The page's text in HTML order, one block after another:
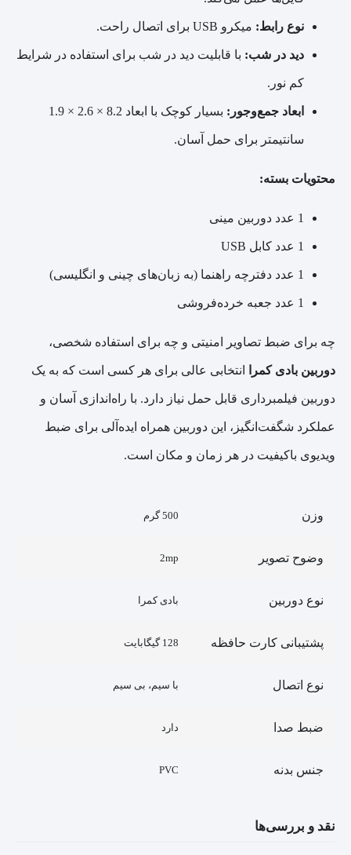
نوع رابط: میکرو USB برای اتصال راحت.
دید در شب: با قابلیت دید در شب برای استفاده در شرایط
کم نور.
ابعاد جمع‌وجور: بسیار کوچک با ابعاد 8.2 × 2.6 × 1.9
سانتیمتر برای حمل آسان.
محتویات بسته:
1 عدد دوربین مینی
1 عدد کابل USB
1 عدد دفترچه راهنما (به زبان‌های چینی و انگلیسی)
1 عدد جعبه خرده‌فروشی
چه برای ضبط تصاویر امنیتی و چه برای استفاده شخصی،
دوربین بادی کمرا انتخابی عالی برای هر کسی است که به یک
دوربین فیلمبرداری قابل حمل نیاز دارد. با راه‌اندازی آسان و
عملکرد شگفت‌انگیز، این دوربین همراه ایده‌آلی برای ضبط
ویدیوی باکیفیت در هر زمان و مکان است.
وزن 500 گرم
وضوح تصویر 2mp
نوع دوربین بادی کمرا
پشتیبانی کارت حافظه 128 گیگابایت
نوع اتصال با سیم، بی سیم
ضبط صدا دارد
جنس بدنه PVC
نقد و بررسی‌ها